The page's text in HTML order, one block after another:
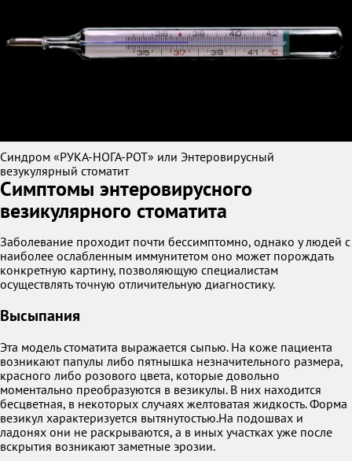
Синдром «РУКА-НОГА-РОТ» или Энтеровирусный
везукулярный стоматит
Симптомы энтеровирусного
везикулярного стоматита
Заболевание проходит почти бессимптомно, однако у людей с
наиболее ослабленным иммунитетом оно может порождать
конкретную картину, позволяющую специалистам
осуществлять точную отличительную диагностику.
Высыпания
Эта модель стоматита выражается сыпью. На коже пациента
возникают папулы либо пятнышка незначительного размера,
красного либо розового цвета, которые довольно
моментально преобразуются в везикулы. В них находится
бесцветная, в некоторых случаях желтоватая жидкость. Форма
везикул характеризуется вытянутостью.На подошвах и
ладонях они не раскрываются, а в иных участках уже после
вскрытия возникают заметные эрозии.